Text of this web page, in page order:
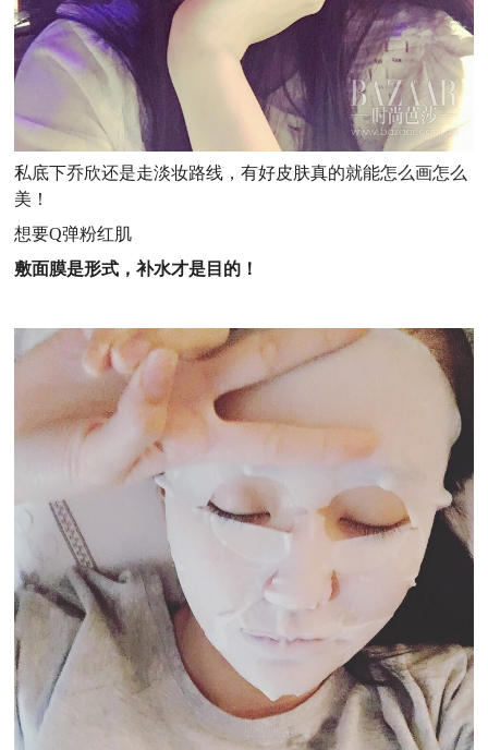
私底下乔欣还是走淡妆路线，有好皮肤真的就能怎么画怎么
美！
想要Q弹粉红肌
敷面膜是形式，补水才是目的！